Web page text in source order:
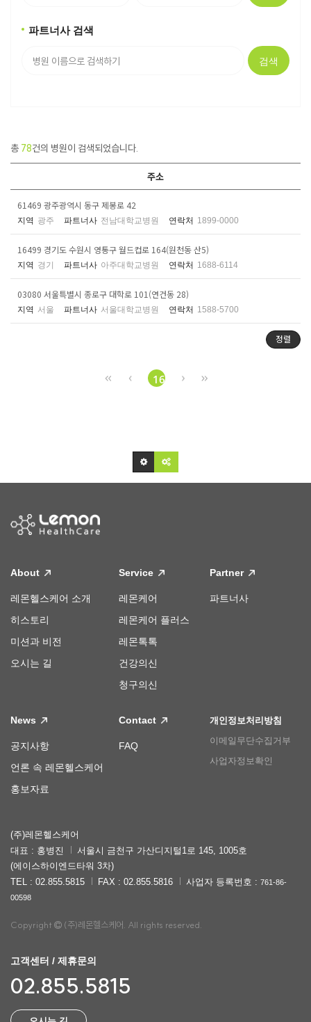
파트너사 검색
검색
총 78건의 병원이 검색되었습니다.
주소
61469 광주광역시 동구 제봉로 42
지역 광주 파트너사 전남대학교병원 연락처 1899-0000
16499 경기도 수원시 영통구 월드컵로 164(원천동 산5)
지역 경기 파트너사 아주대학교병원 연락처 1688-6114
03080 서울특별시 종로구 대학로 101(연건동 28)
지역 서울 파트너사 서울대학교병원 연락처 1588-5700
정렬
16
About
레몬헬스케어 소개
히스토리
미션과 비전
오시는 길
Service
레몬케어
레몬케어 플러스
레몬톡톡
건강의신
청구의신
Partner
파트너사
News
공지사항
언론 속 레몬헬스케어
홍보자료
Contact
FAQ
개인정보처리방침
이메일무단수집거부
사업자정보확인
(주)레몬헬스케어
대표 : 홍병진
서울시 금천구 가산디지털1로 145, 1005호
(에이스하이엔드타워 3차)
TEL : 02.855.5815
FAX : 02.855.5816 사업자 등록번호 : 761-86-
00598
Copyright (주)레몬헬스케어. All rights reserved.
고객센터 / 제휴문의
02.855.5815